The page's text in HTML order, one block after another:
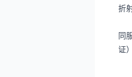
折
游
同
证